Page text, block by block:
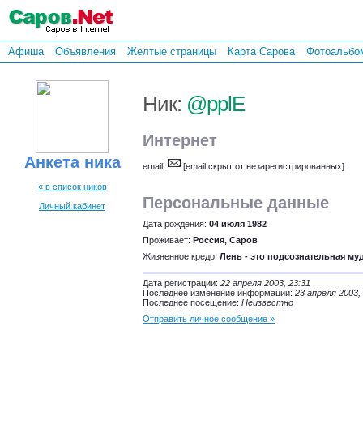
Афиша Объявления Желтые страницы Карта Сарова
Анкета ника
« в список ников
Личный кабинет
Ник: @pplE
Интернет
email: [email скрыт от незарегистрированных]
Персональные данные
Дата рождения: 04 июля 1982
Проживает: Россия, Саров
Жизненное кредо: Лень - это подсознательная
Дата регистрации: 22 апреля 2003, 23:31
Последнее изменение информации: 23 апреля 2003,
Последнее посещение: Неизвестно
Отправить личное сообщение »